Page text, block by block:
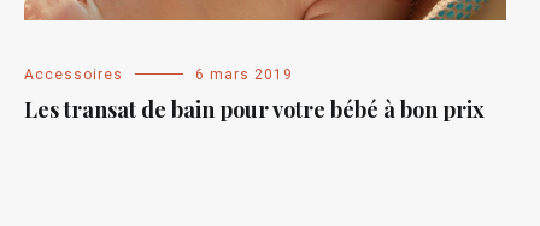
Accessoires 6 mars 2019
Les transat de bain pour votre bébé à bon prix